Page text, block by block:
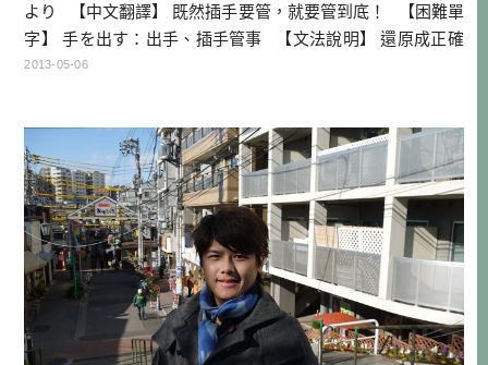
より 【中文翻譯】 既然插手要管，就要管到底！ 【困難單
字】 手を出す：出手、插手管事 【文法說明】 還原成正確
語法的句子如下： 手を出すのなら、終わりまでやれ。 ～な
2013-05-06